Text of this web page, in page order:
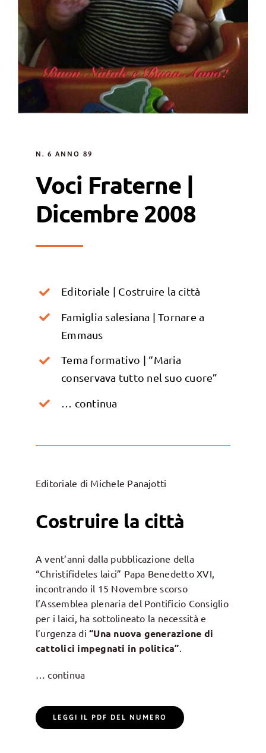
N. 6 ANNO 89
Voci Fraterne |
Dicembre 2008
Editoriale | Costruire la città
Famiglia salesiana | Tornare a
Emmaus
Tema formativo | “Maria
conservava tutto nel suo cuore”
… continua
Editoriale di Michele Panajotti
Costruire la città
A vent’anni dalla pubblicazione della
“Christifideles laici” Papa Benedetto XVI,
incontrando il 15 Novembre scorso
l’Assemblea plenaria del Pontificio Consiglio
per i laici, ha sottolineato la necessità e
l’urgenza di“Una nuova generazione di
cattolici impegnati in politica”.
… continua
LEGGI IL PDF DEL NUMERO